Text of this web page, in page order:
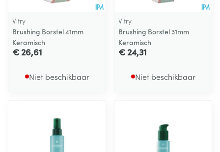
Vitry
Brushing Borstel 41mm
Keramisch
€ 26,61
Niet beschikbaar
Vitry
Brushing Borstel 31mm
Keramisch
€ 24,31
Niet beschikbaar